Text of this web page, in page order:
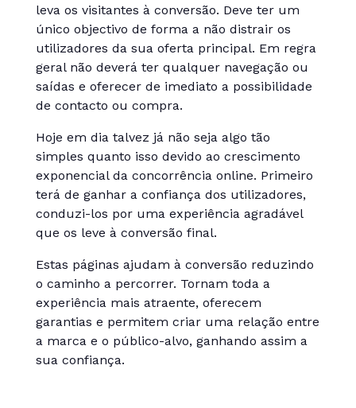
leva os visitantes à conversão. Deve ter um
único objectivo de forma a não distrair os
utilizadores da sua oferta principal. Em regra
geral não deverá ter qualquer navegação ou
saídas e oferecer de imediato a possibilidade
de contacto ou compra.
Hoje em dia talvez já não seja algo tão
simples quanto isso devido ao crescimento
exponencial da concorrência online. Primeiro
terá de ganhar a confiança dos utilizadores,
conduzi-los por uma experiência agradável
que os leve à conversão final.
Estas páginas ajudam à conversão reduzindo
o caminho a percorrer. Tornam toda a
experiência mais atraente, oferecem
garantias e permitem criar uma relação entre
a marca e o público-alvo, ganhando assim a
sua confiança.